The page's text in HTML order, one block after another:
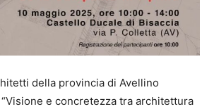
della provincia di Avellino
“Visione e concretezza tra architettura